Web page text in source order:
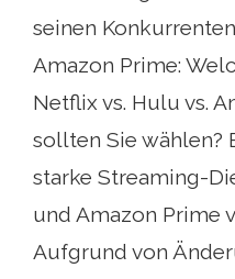
seinen
Amazon Prime:
Netflix vs. Hulu vs.
sollten Sie wählen?
starke Streaming-
und Amazon Prime
Aufgrund von